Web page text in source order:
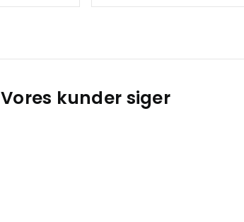
Vores kunder siger